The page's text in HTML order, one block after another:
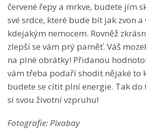
červené řepy a mrkve, budete jím
své srdce, které bude bít jak zvon a
kdejakým nemocem. Rovněž
zlepší se vám prý paměť. Váš
na plné obrátky! Přidanou
vám třeba podaří shodit nějaké to
budete se cítit plní energie. Tak
si svou životní vzpruhu!
Fotografie: Pixabay